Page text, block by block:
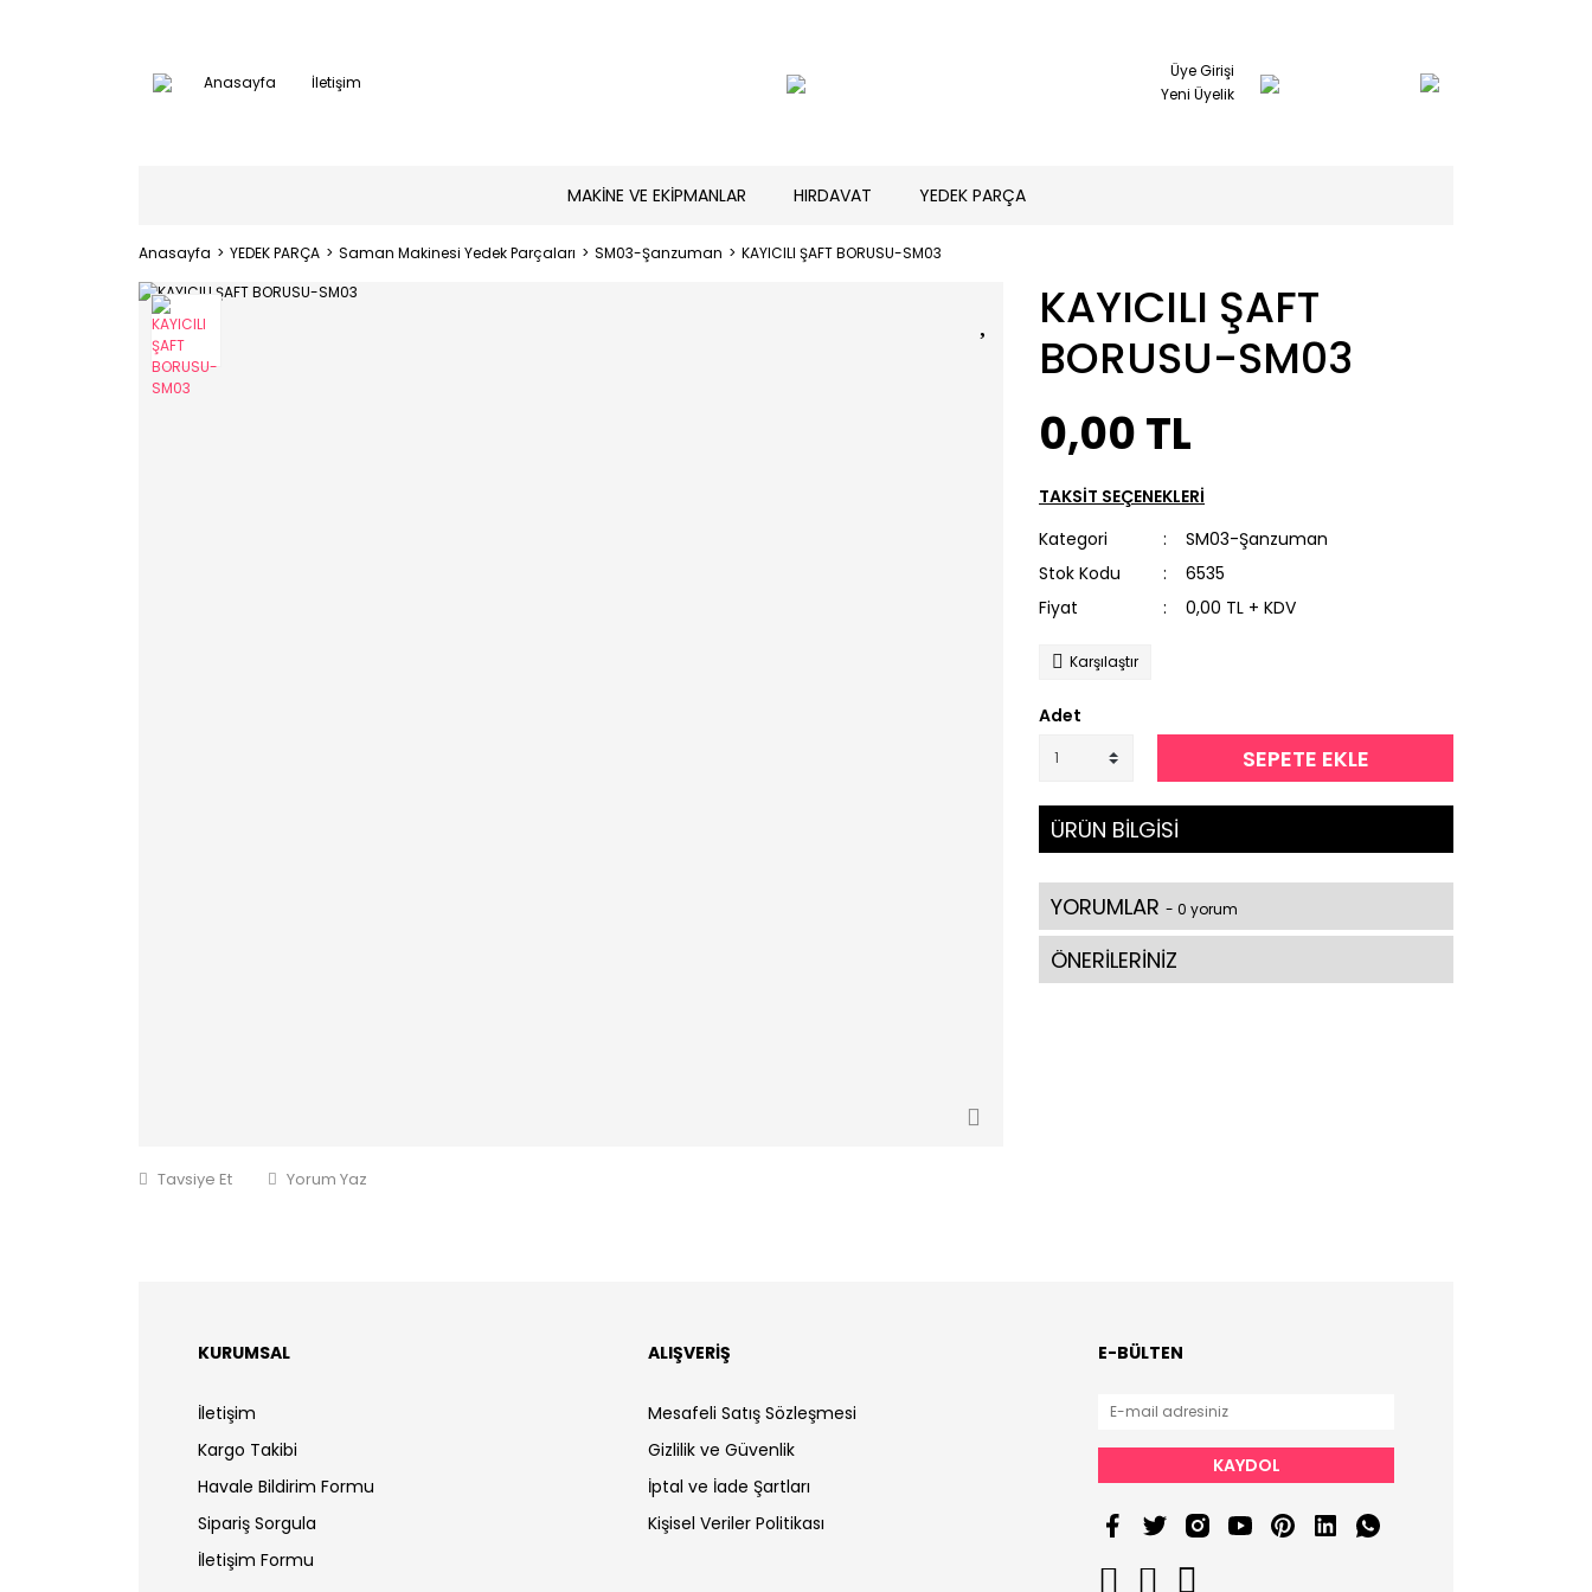
Anasayfa İletişim
Üye Girişi
Yeni Üyelik
MAKİNE VE EKİPMANLAR HIRDAVAT YEDEK PARÇA
Anasayfa YEDEK PARÇA Saman Makinesi Yedek Parçaları SM03-Şanzuman KAYICILI ŞAFT BORUSU-SM03
Tavsiye Et Yorum Yaz
KAYICILI ŞAFT
BORUSU-SM03
0,00 TL
TAKSİT SEÇENEKLERİ
Kategori
SM03-Şanzuman
Stok Kodu
6535
Fiyat
0,00 TL + KDV
Karşılaştır
Adet
SEPETE EKLE
ÜRÜN BİLGİSİ
YORUMLAR - 0 yorum
ÖNERİLERİNİZ
KURUMSAL
İletişim
Kargo Takibi
Havale Bildirim Formu
Sipariş Sorgula
İletişim Formu
ALIŞVERİŞ
Mesafeli Satış Sözleşmesi
Gizlilik ve Güvenlik
İptal ve İade Şartları
Kişisel Veriler Politikası
E-BÜLTEN
KAYDOL